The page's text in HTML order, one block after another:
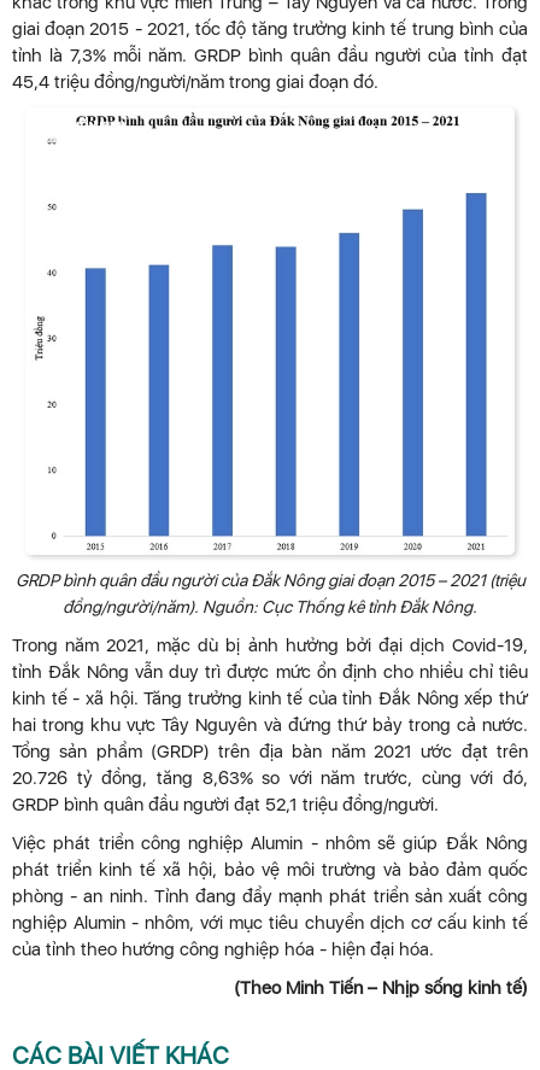
giai đoạn 2015 - 2021, tốc độ tăng trưởng kinh tế trung bình của
tỉnh là 7,3% mỗi năm. GRDP bình quân đầu người của tỉnh đạt
45,4 triệu đồng/người/năm trong giai đoạn đó.
GRDP bình quân đầu người của Đắk Nông giai đoạn 2015 – 2021 (triệu
đồng/người/năm). Nguồn: Cục Thống kê tỉnh Đắk Nông.
Trong năm 2021, mặc dù bị ảnh hưởng bởi đại dịch Covid-19,
tỉnh Đắk Nông vẫn duy trì được mức ổn định cho nhiều chỉ tiêu
kinh tế - xã hội. Tăng trưởng kinh tế của tỉnh Đắk Nông xếp thứ
hai trong khu vực Tây Nguyên và đứng thứ bảy trong cả nước.
Tổng sản phẩm (GRDP) trên địa bàn năm 2021 ước đạt trên
20.726 tỷ đồng, tăng 8,63% so với năm trước, cùng với đó,
GRDP bình quân đầu người đạt 52,1 triệu đồng/người.
Việc phát triển công nghiệp Alumin - nhôm sẽ giúp Đắk Nông
phát triển kinh tế xã hội, bảo vệ môi trường và bảo đảm quốc
phòng - an ninh. Tỉnh đang đẩy mạnh phát triển sản xuất công
nghiệp Alumin - nhôm, với mục tiêu chuyển dịch cơ cấu kinh tế
của tỉnh theo hướng công nghiệp hóa - hiện đại hóa.
(Theo Minh Tiến – Nhịp sống kinh tế)
CÁC BÀI VIẾT KHÁC